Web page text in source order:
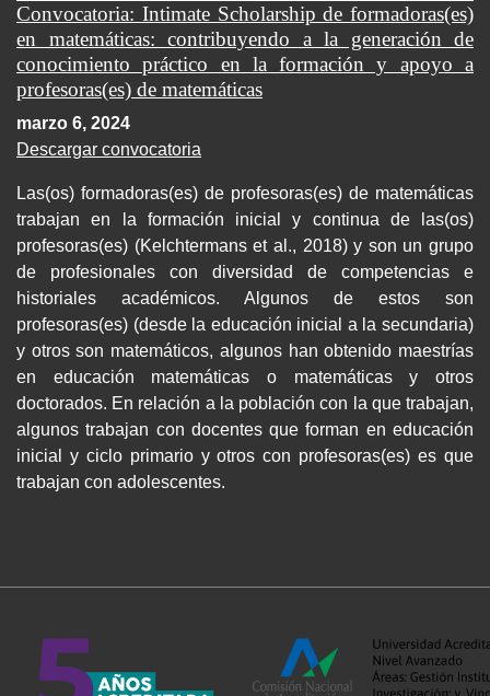
Convocatoria: Intimate Scholarship de formadoras(es)
en matemáticas: contribuyendo a la generación de
conocimiento práctico en la formación y apoyo a
profesoras(es) de matemáticas
marzo 6, 2024
Descargar convocatoria
Las(os) formadoras(es) de profesoras(es) de matemáticas
trabajan en la formación inicial y continua de las(os)
profesoras(es) (Kelchtermans et al., 2018) y son un grupo
de profesionales con diversidad de competencias e
historiales académicos. Algunos de estos son
profesoras(es) (desde la educación inicial a la secundaria)
y otros son matemáticos, algunos han obtenido maestrías
en educación matemáticas o matemáticas y otros
doctorados. En relación a la población con la que trabajan,
algunos trabajan con docentes que forman en educación
inicial y ciclo primario y otros con profesoras(es) es que
trabajan con adolescentes.